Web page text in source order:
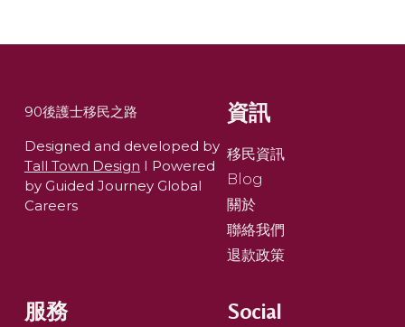
90後護士移民之路
Designed and developed by
Tall Town Design I Powered
by Guided Journey Global
Careers
資訊
移民資訊
Blog
關於
聯絡我們
退款政策
服務 Social